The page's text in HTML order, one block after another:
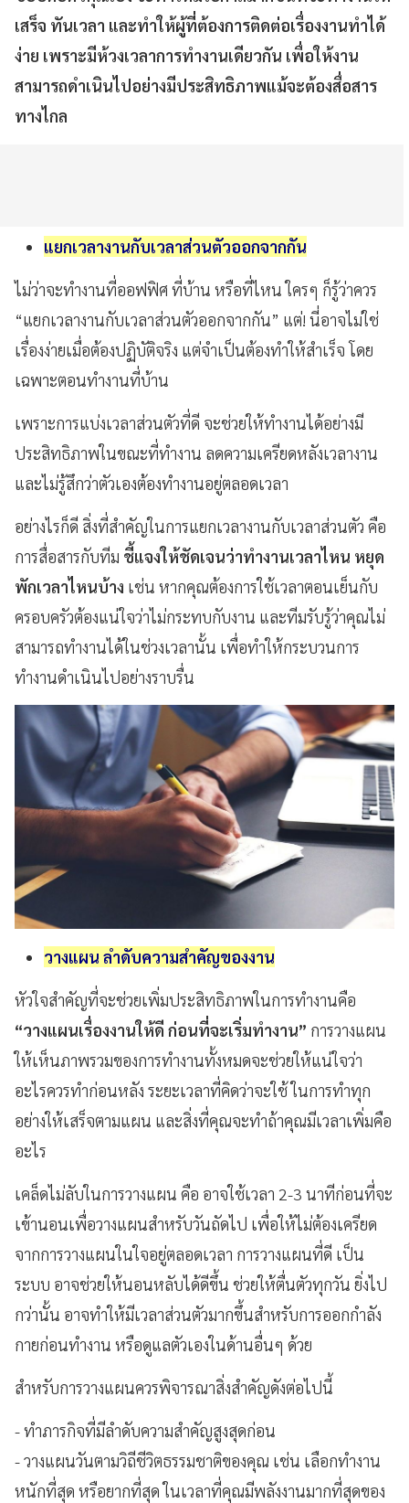
เสร็จ ทันเวลา และทำให้ผู้ที่ต้องการติดต่อเรื่องงานทำได้
ง่าย เพราะมีห้วงเวลาการทำงานเดียวกัน เพื่อให้งาน
สามารถดำเนินไปอย่างมีประสิทธิภาพแม้จะต้องสื่อสาร
ทางไกล
แยกเวลางานกับเวลาส่วนตัวออกจากกัน
ไม่ว่าจะทำงานที่ออฟฟิศ ที่บ้าน หรือที่ไหน ใครๆ ก็รู้ว่าควร
“แยกเวลางานกับเวลาส่วนตัวออกจากกัน” แต่! นี่อาจไม่ใช่
เรื่องง่ายเมื่อต้องปฏิบัติจริง แต่จำเป็นต้องทำให้สำเร็จโดย
เฉพาะตอนทำงานที่บ้าน
เพราะการแบ่งเวลาส่วนตัวที่ดี จะช่วยให้ทำงานได้อย่างมี
ประสิทธิภาพในขณะที่ทำงาน ลดความเครียดหลังเวลางาน
และไม่รู้สึกว่าตัวเองต้องทำงานอยู่ตลอดเวลา
อย่างไรก็ดี สิ่งที่สำคัญในการแยกเวลางานกับเวลาส่วนตัว คือ
การสื่อสารกับทีม ชี้แจงให้ชัดเจนว่าทำงานเวลาไหน หยุด
พักเวลาไหนบ้าง เช่น หากคุณต้องการใช้เวลาตอนเย็นกับ
ครอบครัวต้องแน่ใจว่าไม่กระทบกับงาน และทีมรับรู้ว่าคุณไม่
สามารถทำงานได้ในช่วงเวลานั้น เพื่อทำให้กระบวนการ
ทำงานดำเนินไปอย่างราบรื่น
วางแผน ลำดับความสำคัญของงาน
หัวใจสำคัญที่จะช่วยเพิ่มประสิทธิภาพในการทำงานคือ
“วางแผนเรื่องงานให้ดี ก่อนที่จะเริ่มทำงาน” การวางแผน
ให้เห็นภาพรวมของการทำงานทั้งหมดจะช่วยให้แน่ใจว่า
อะไรควรทำก่อนหลัง ระยะเวลาที่คิดว่าจะใช้ ในการทำทุก
อย่างให้เสร็จตามแผน และสิ่งที่คุณจะทำถ้าคุณมีเวลาเพิ่มคือ
อะไร
เคล็ดไม่ลับในการวางแผน คือ อาจใช้เวลา 2-3 นาทีก่อนที่จะ
เข้านอนเพื่อวางแผนสำหรับวันถัดไป เพื่อให้ไม่ต้องเครียด
จากการวางแผนในใจอยู่ตลอดเวลา การวางแผนที่ดี เป็น
ระบบ อาจช่วยให้นอนหลับได้ดีขึ้น ช่วยให้ตื่นตัวทุกวัน ยิ่งไป
กว่านั้น อาจทำให้มีเวลาส่วนตัวมากขึ้นสำหรับการออกกำลัง
กายก่อนทำงาน หรือดูแลตัวเองในด้านอื่นๆ ด้วย
สำหรับการวางแผนควรพิจารณาสิ่งสำคัญดังต่อไปนี้
- ทำภารกิจที่มีลำดับความสำคัญสูงสุดก่อน
- วางแผนวันตามวิถีชีวิตธรรมชาติของคุณ เช่น เลือกทำงาน
หนักที่สุด หรือยากที่สุด ในเวลาที่คุณมีพลังงานมากที่สุดของ